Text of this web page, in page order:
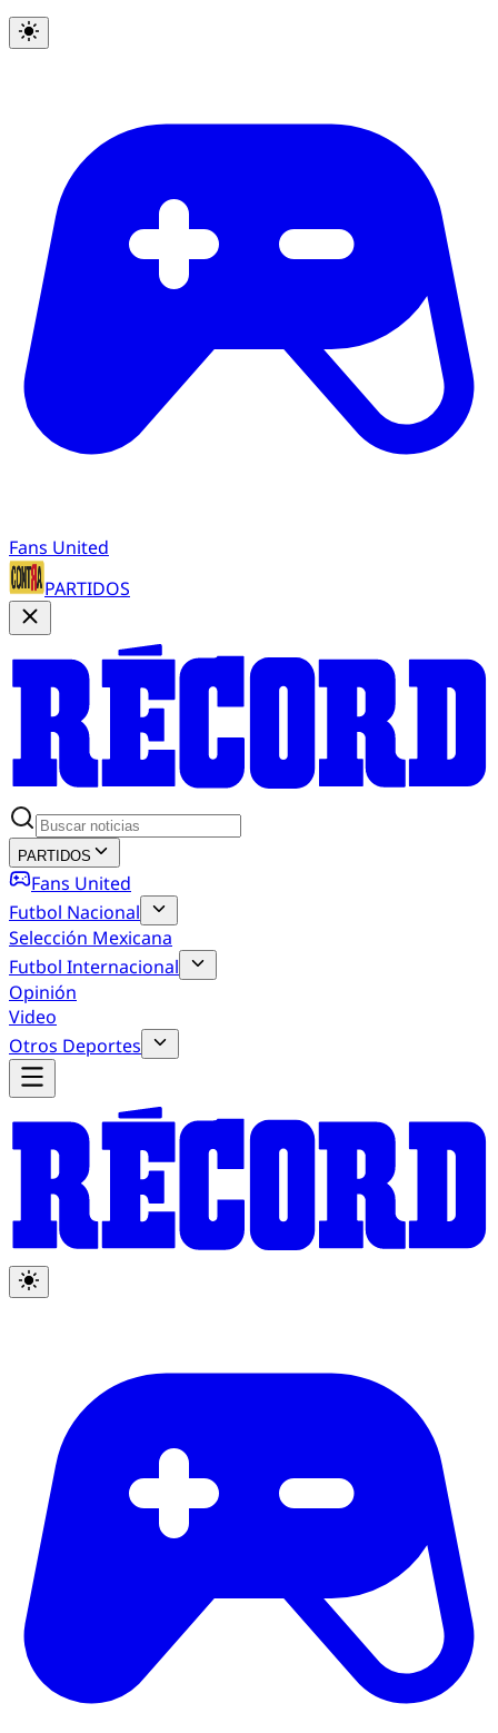
Fans United
PARTIDOS
PARTIDOS
Fans United
Futbol Nacional
Selección Mexicana
Futbol Internacional
Opinión
Video
Otros Deportes